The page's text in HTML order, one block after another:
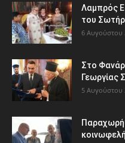
Λαμπρός
του
6 Αυγούστου
Στο
Γεωργίας
5 Αυγούστου